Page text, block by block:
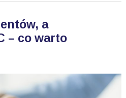
a
– co warto